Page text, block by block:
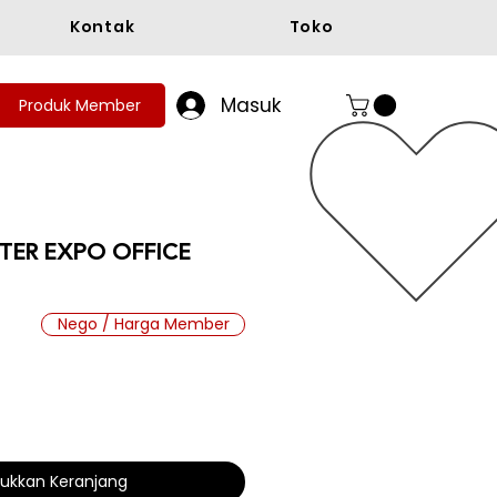
Kontak Toko
Produk Member Masuk
EXPO OFFICE
Keranjang
Nego / Harga Member